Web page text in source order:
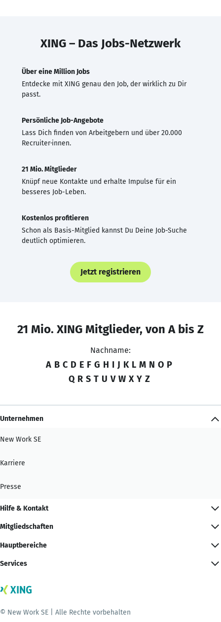
XING – Das Jobs-Netzwerk
Über eine Million Jobs
Entdecke mit XING genau den Job, der wirklich zu Dir
passt.
Persönliche Job-Angebote
Lass Dich finden von Arbeitgebern und über 20.000
Recruiter·innen.
21 Mio. Mitglieder
Knüpf neue Kontakte und erhalte Impulse für ein
besseres Job-Leben.
Kostenlos profitieren
Schon als Basis-Mitglied kannst Du Deine Job-Suche
deutlich optimieren.
Jetzt registrieren
21 Mio. XING Mitglieder, von A bis Z
Nachname:
A B C D E F G H I J K L M N O P
Q R S T U V W X Y Z
Unternehmen
New Work SE
Karriere
Presse
Hilfe & Kontakt
Mitgliedschaften
Hauptbereiche
Services
© New Work SE | Alle Rechte vorbehalten